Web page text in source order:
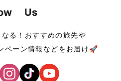
Us
る！おすすめの旅先や
ペーン情報などをお届け🚀